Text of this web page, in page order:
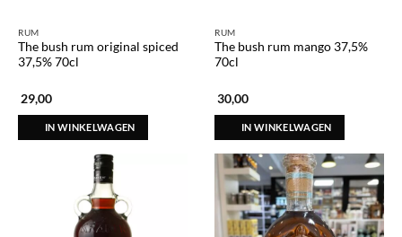
RUM
The bush rum original spiced
37,5% 70cl
29,00
IN WINKELWAGEN
RUM
The bush rum mango 37,5%
70cl
30,00
IN WINKELWAGEN